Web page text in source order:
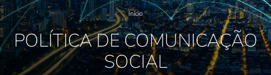
Início
POLÍTICA DE COMUNICAÇÃO
SOCIAL